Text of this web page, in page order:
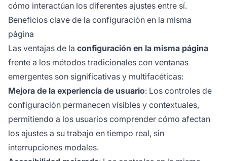
cómo interactúan los diferentes ajustes entre sí.
Beneficios clave de la configuración en la misma
página
Las ventajas de la configuración en la misma página
frente a los métodos tradicionales con ventanas
emergentes son significativas y multifacéticas:
Mejora de la experiencia de usuario: Los controles de
configuración permanecen visibles y contextuales,
permitiendo a los usuarios comprender cómo afectan
los ajustes a su trabajo en tiempo real, sin
interrupciones modales.